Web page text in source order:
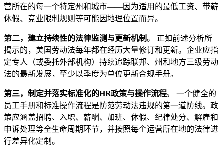
营所在的每一个特定州和城市——因为适用的最低工资、带薪
休假、竞业限制规则等可能因地理位置而异。
第二，建立持续性的法律监测与更新机制。 正如前述分析所
揭示的，美国劳动法每年都在经历大量修订和更新。企业应指
定专人（或委托外部机构）持续追踪联邦、州和地方三级劳动
法的最新发展，至少以季度为单位更新合规手册。
第三，制定并落实标准化的HR政策与操作流程。 一个健全的
员工手册和标准操作流程是防范劳动法违规的第一道防线。政
策应涵盖招聘、入职、薪酬、加班、休假、纪律处分、解雇和
申诉处理等全生命周期环节，并按照每个运营所在地的法律进
行差异化定制。